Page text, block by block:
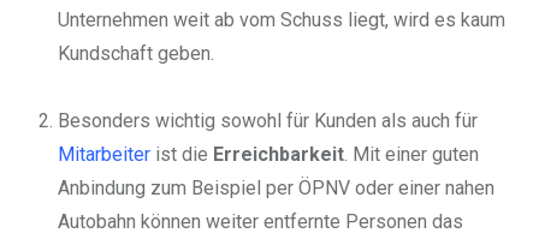
Unternehmen weit ab vom Schuss liegt, wird es kaum
Kundschaft geben.
Besonders wichtig sowohl für Kunden als auch für
Mitarbeiter ist die Erreichbarkeit. Mit einer guten
Anbindung zum Beispiel per ÖPNV oder einer nahen
Autobahn können weiter entfernte Personen das